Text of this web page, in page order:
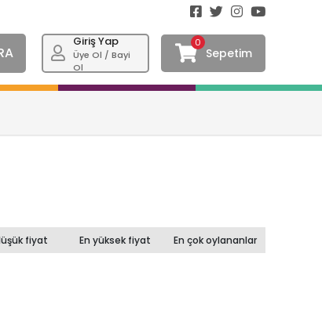
Giriş Yap
Üye Ol / Bayi
Ol
0
Sepetim
fiyat En yüksek fiyat En çok oylananlar